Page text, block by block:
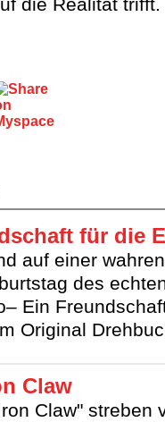
für die
auf einer
des
Ein
Original
Claw
Claw" streben